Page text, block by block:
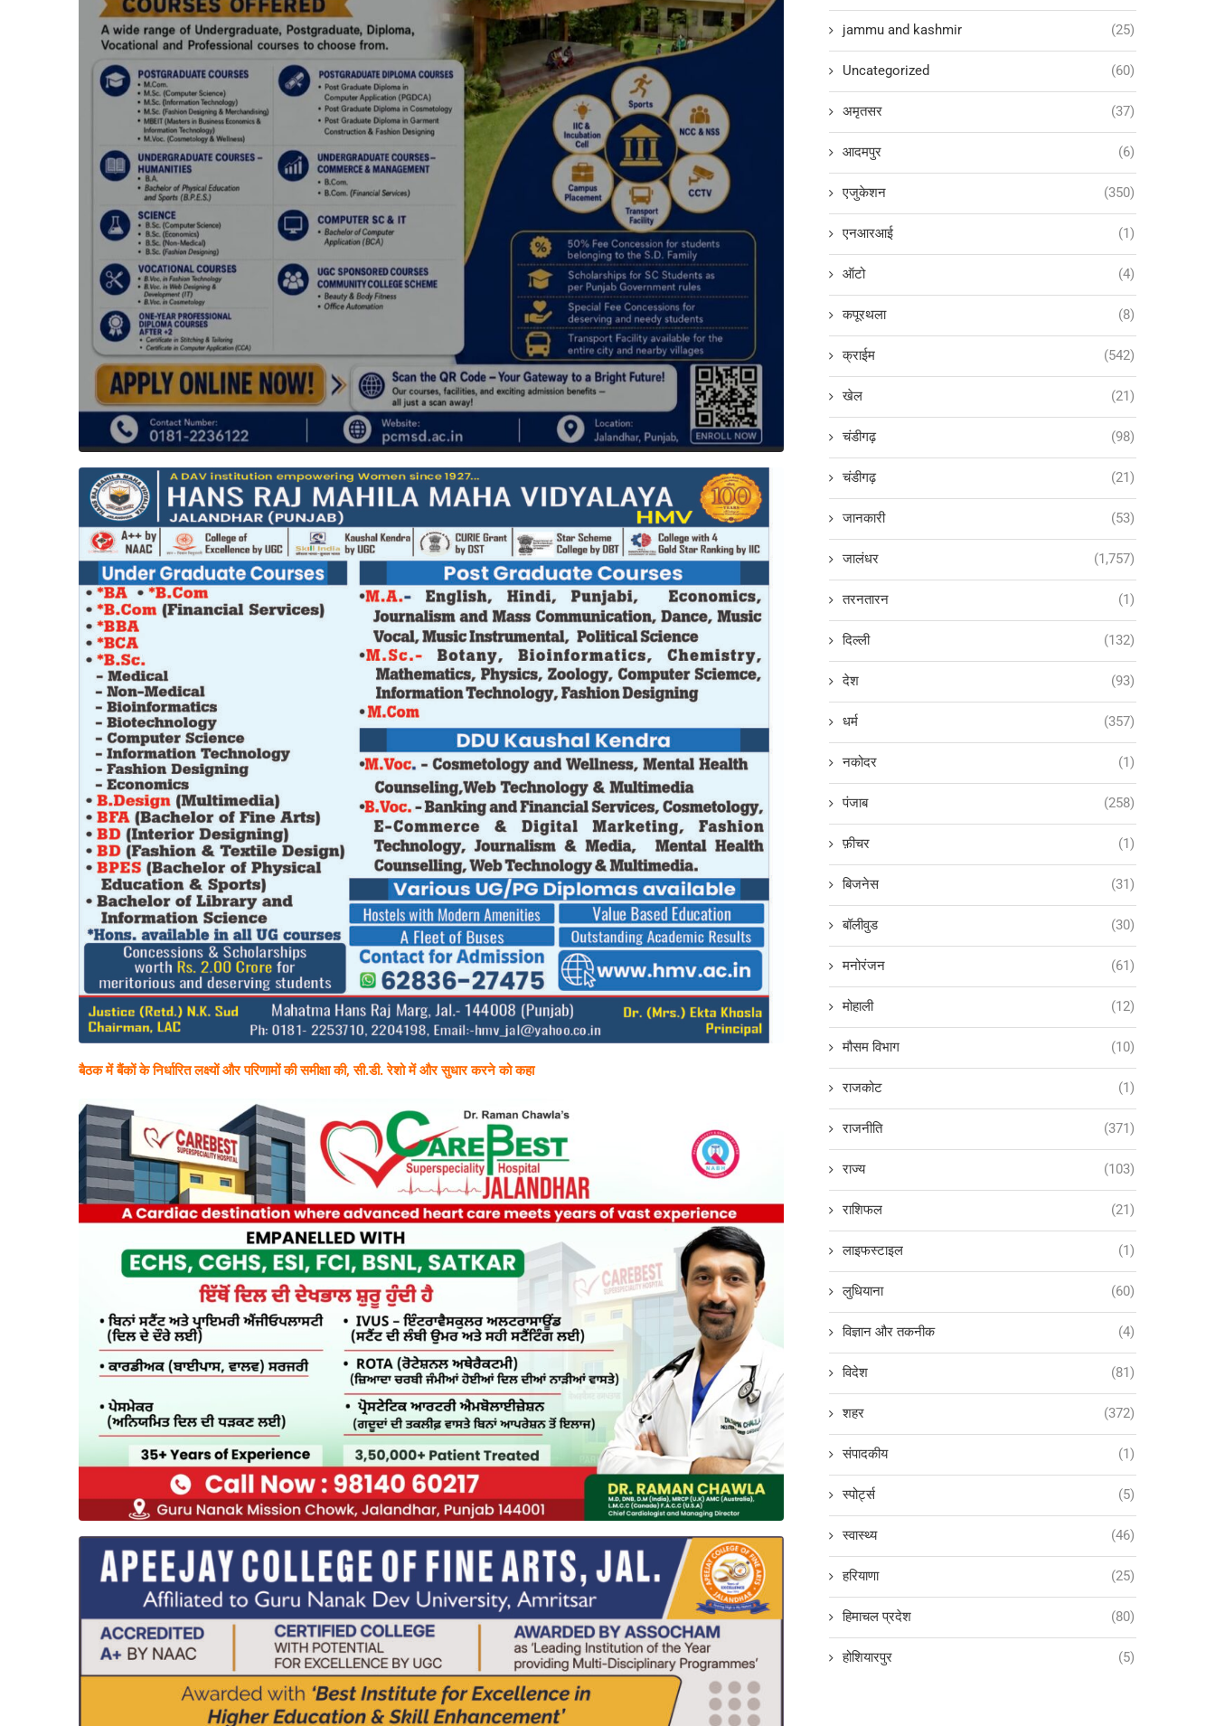
बैठक में बैंकों के निर्धारित लक्ष्यों और परिणामों की समीक्षा की, सी.डी. रेशो में और सुधार करने को कहा
jammu and kashmir (25)
Uncategorized (60)
अमृतसर (37)
आदमपुर (6)
एजुकेशन (350)
एनआरआई (1)
ऑटो (4)
कपूरथला (8)
क्राईम (542)
खेल (21)
चंडीगढ़ (98)
चंडीगढ़ (21)
जानकारी (53)
जालंधर (1,757)
तरनतारन (1)
दिल्ली (132)
देश (93)
धर्म (357)
नकोदर (1)
पंजाब (258)
फ़ीचर (1)
बिजनेस (31)
बॉलीवुड (30)
मनोरंजन (61)
मोहाली (12)
मौसम विभाग (10)
राजकोट (1)
राजनीति (371)
राज्य (103)
राशिफल (21)
लाइफस्टाइल (1)
लुधियाना (60)
विज्ञान और तकनीक (4)
विदेश (81)
शहर (372)
संपादकीय (1)
स्पोर्ट्स (5)
स्वास्थ्य (46)
हरियाणा (25)
हिमाचल प्रदेश (80)
होशियारपुर (5)